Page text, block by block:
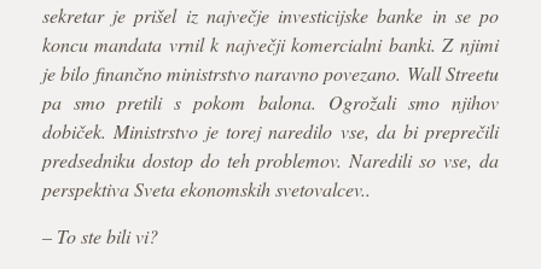
sekretar je prišel iz največje investicijske banke in se po
koncu mandata vrnil k največji komercialni banki. Z njimi
je bilo finančno ministrstvo naravno povezano. Wall Streetu
pa smo pretili s pokom balona. Ogrožali smo njihov
dobiček. Ministrstvo je torej naredilo vse, da bi preprečili
predsedniku dostop do teh problemov. Naredili so vse, da
perspektiva Sveta ekonomskih svetovalcev..
– To ste bili vi?